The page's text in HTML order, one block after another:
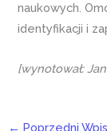
naukowych.
identyfikacji i
[wynotował:
← Poprzedni Wpis